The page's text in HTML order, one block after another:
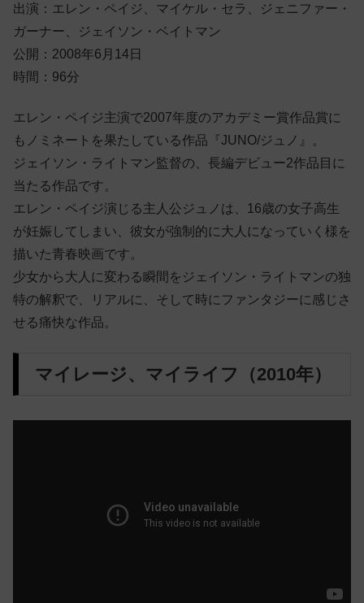
出演：エレン・ペイジ、マイケル・セラ、ジェニファー・
ガーナー、ジェイソン・ベイトマン
公開：2008年6月14日
時間：96分
エレン・ペイジ主演で2007年度のアカデミー賞作品賞に
もノミネートを果たしている作品『JUNO/ジュノ』。
ジェイソン・ライトマン監督の、長編デビュー2作品目に
当たる作品です。
エレン・ペイジ演じる主人公ジュノは、16歳の女子高生
が妊娠してしまい、彼女が強制的に大人になっていく様を
描いた青春映画です。
少女から大人に変わる瞬間をジェイソン・ライトマンの独
特の解釈で、リアルに、そして時にファンタジーに感じさ
せる痛快な作品。
マイレージ、マイライフ（2010年）